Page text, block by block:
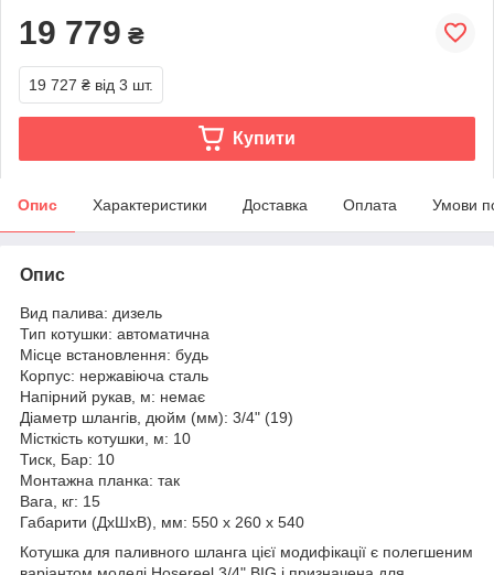
19 779 ₴
19 727 ₴ від 3 шт.
Купити
Опис Характеристики Доставка Оплата Умови
Опис
Вид палива: дизель
Тип котушки: автоматична
Місце встановлення: будь
Корпус: нержавіюча сталь
Напірний рукав, м: немає
Діаметр шлангів, дюйм (мм): 3/4" (19)
Місткість котушки, м: 10
Тиск, Бар: 10
Монтажна планка: так
Вага, кг: 15
Габарити (ДхШхВ), мм: 550 х 260 х 540
Котушка для паливного шланга цієї модифікації є полегшеним